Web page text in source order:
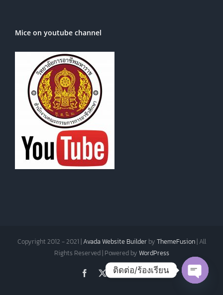
Mice on youtube channel
Copyright 2012 - 2021 |Avada Website Builderby ThemeFusion| All
Rights Reserved | Powered by WordPress
Facebook InstagramPinterest
ติดต่อ/ร้องเรียน